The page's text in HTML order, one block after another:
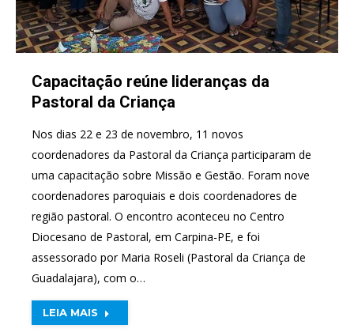
Capacitação reúne lideranças da
Pastoral da Criança
Nos dias 22 e 23 de novembro, 11 novos
coordenadores da Pastoral da Criança participaram de
uma capacitação sobre Missão e Gestão. Foram nove
coordenadores paroquiais e dois coordenadores de
região pastoral. O encontro aconteceu no Centro
Diocesano de Pastoral, em Carpina-PE, e foi
assessorado por Maria Roseli (Pastoral da Criança de
Guadalajara), com o…
LEIA MAIS